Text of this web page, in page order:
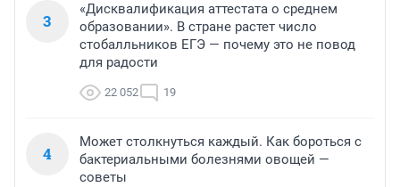
3
«Дисквалификация аттестата о среднем
образовании». В стране растет число
стобалльников ЕГЭ — почему это не повод
для радости
22 052 19
4
Может столкнуться каждый. Как бороться с
бактериальными болезнями овощей —
советы